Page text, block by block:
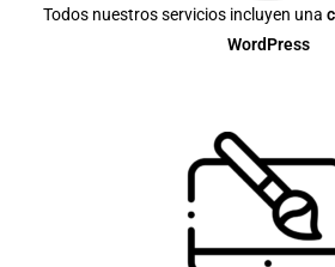
Todos nuestros servicios incluyen una
WordPress